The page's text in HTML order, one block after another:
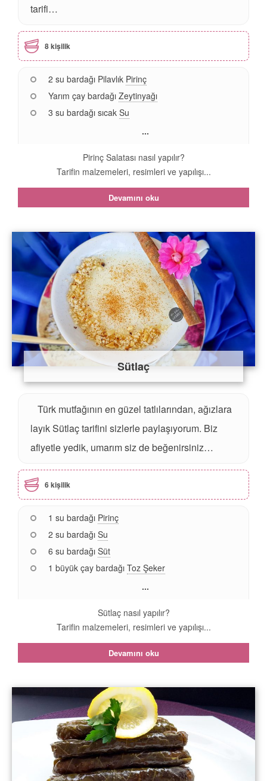
tarifi…
8 kişilik
2 su bardağı Pilavlık Pirinç
Yarım çay bardağı Zeytinyağı
3 su bardağı sıcak Su
...
Pirinç Salatası nasıl yapılır?
Tarifin malzemeleri, resimleri ve yapılışı...
Devamını oku
Sütlaç
Türk mutfağının en güzel tatlılarından, ağızlara
layık Sütlaç tarifini sizlerle paylaşıyorum. Biz
afiyetle yedik, umarım siz de beğenirsiniz…
6 kişilik
1 su bardağı Pirinç
2 su bardağı Su
6 su bardağı Süt
1 büyük çay bardağı Toz Şeker
...
Sütlaç nasıl yapılır?
Tarifin malzemeleri, resimleri ve yapılışı...
Devamını oku